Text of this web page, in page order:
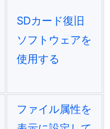
SDカード復旧
ソフトウェアを
使用する
ファイル属性を